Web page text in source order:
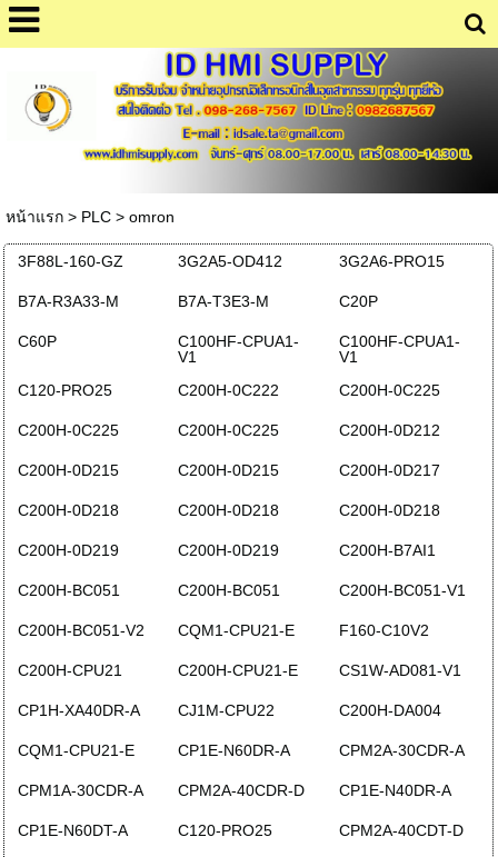
หน้าแรก> PLC> omron
3F88L-160-GZ 3G2A5-OD412 3G2A6-PRO15
B7A-R3A33-M B7A-T3E3-M C20P
C60P
C100HF-CPUA1-
V1
C100HF-CPUA1-
V1
C120-PRO25
C200H-0C222 C200H-0C225
C200H-0C225 C200H-0C225 C200H-0D212
C200H-0D215 C200H-0D215 C200H-0D217
C200H-0D218 C200H-0D218 C200H-0D218
C200H-0D219 C200H-0D219 C200H-B7AI1
C200H-BC051 C200H-BC051 C200H-BC051-V1
C200H-BC051-V2 CQM1-CPU21-E F160-C10V2
C200H-CPU21 C200H-CPU21-E CS1W-AD081-V1
CP1H-XA40DR-A CJ1M-CPU22 C200H-DA004
CQM1-CPU21-E CP1E-N60DR-A CPM2A-30CDR-A
CPM1A-30CDR-A CPM2A-40CDR-D CP1E-N40DR-A
CP1E-N60DT-A C120-PRO25 CPM2A-40CDT-D